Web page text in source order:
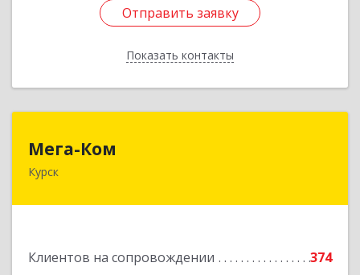
Отправить заявку
Показать контакты
Отправить заявку
Назад
Мега-Ком
Курск
Клиентов на сопровождении
374
305001, Курская обл, Курск г, Красной Армии ул,